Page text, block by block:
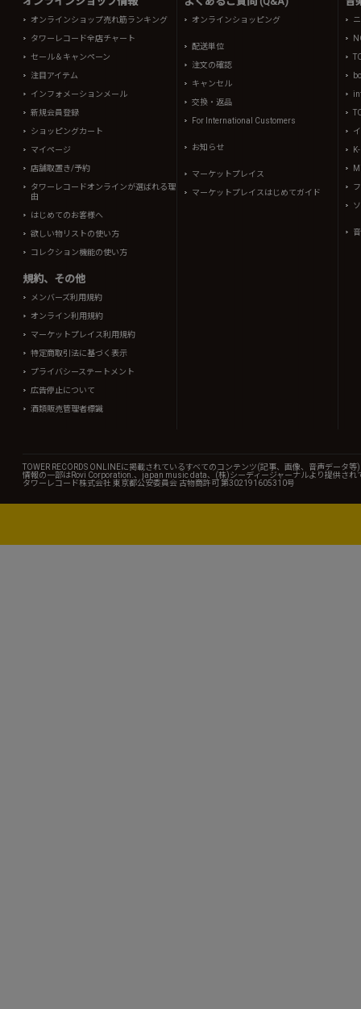
オンラインショップ売れ筋ランキング
タワーレコード全店チャート
セール＆キャンペーン
注目アイテム
インフォメーションメール
新規会員登録
ショッピングカート
マイページ
店舗取置き/予約
タワーレコードオンラインが選ばれる理
由
はじめてのお客様へ
欲しい物リストの使い方
コレクション機能の使い方
規約、その他
メンバーズ利用規約
オンライン利用規約
マーケットプレイス利用規約
特定商取引法に基づく表示
プライバシーステートメント
広告停止について
酒類販売管理者標識
オンラインショッピング
配送単位
注文の確認
キャンセル
交換・返品
For International Customers
お知らせ
マーケットプレイス
マーケットプレイスはじめてガイド
TOWER RECORDS ONLINEに掲載されているすべてのコンテンツ(記事、画像、音声データ
情報の一部はRovi Corporation.、japan music data、(株)シーディージャーナルより提供され
タワーレコード株式会社 東京都公安委員会 古物商許可 第302191605310号